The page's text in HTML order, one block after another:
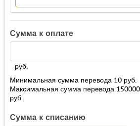
Сумма к оплате
руб.
Минимальная сумма перевода 10 руб.
Максимальная сумма перевода 150000
руб.
Сумма к списанию